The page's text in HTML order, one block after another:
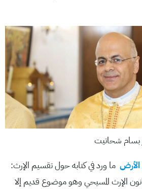
بسام شحاتيت
ما ورد في كتابه حول تقسيم الإرث:
الإرث المسيحي وهو موضوع قديم إلا